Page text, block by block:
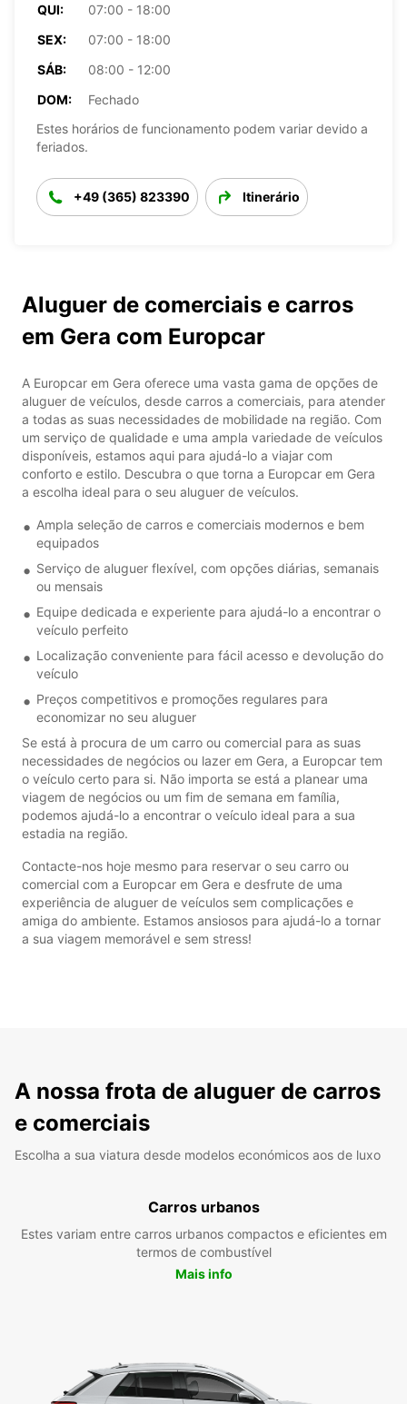
QUI:
07:00 - 18:00
SEX:
07:00 - 18:00
SÁB:
08:00 - 12:00
DOM:
Fechado
Estes horários de funcionamento podem variar devido a
feriados.
+49 (365) 823390 Itinerário
Aluguer de comerciais e carros
em Gera com Europcar
A Europcar em Gera oferece uma vasta gama de opções de
aluguer de veículos, desde carros a comerciais, para atender
a todas as suas necessidades de mobilidade na região. Com
um serviço de qualidade e uma ampla variedade de veículos
disponíveis, estamos aqui para ajudá-lo a viajar com
conforto e estilo. Descubra o que torna a Europcar em Gera
a escolha ideal para o seu aluguer de veículos.
Ampla seleção de carros e comerciais modernos e bem
equipados
Serviço de aluguer flexível, com opções diárias, semanais
ou mensais
Equipe dedicada e experiente para ajudá-lo a encontrar o
veículo perfeito
Localização conveniente para fácil acesso e devolução do
veículo
Preços competitivos e promoções regulares para
economizar no seu aluguer
Se está à procura de um carro ou comercial para as suas
necessidades de negócios ou lazer em Gera, a Europcar tem
o veículo certo para si. Não importa se está a planear uma
viagem de negócios ou um fim de semana em família,
podemos ajudá-lo a encontrar o veículo ideal para a sua
estadia na região.
Contacte-nos hoje mesmo para reservar o seu carro ou
comercial com a Europcar em Gera e desfrute de uma
experiência de aluguer de veículos sem complicações e
amiga do ambiente. Estamos ansiosos para ajudá-lo a tornar
a sua viagem memorável e sem stress!
A nossa frota de aluguer de carros
e comerciais
Escolha a sua viatura desde modelos económicos aos de luxo
Carros urbanos
Estes variam entre carros urbanos compactos e eficientes em
termos de combustível
Mais info